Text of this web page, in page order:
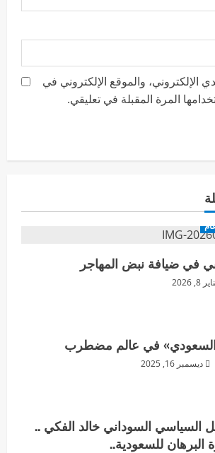
الإلكتروني، والموقع الإلكتروني في
المرة المقبلة في تعليقي.
في ضيافة نبض المهاجر
8, 2026
في عالم مضطرب
ديسمبر 16, 2025
السياسي السوداني خالد الفكي ..
البرهان للسعودية..